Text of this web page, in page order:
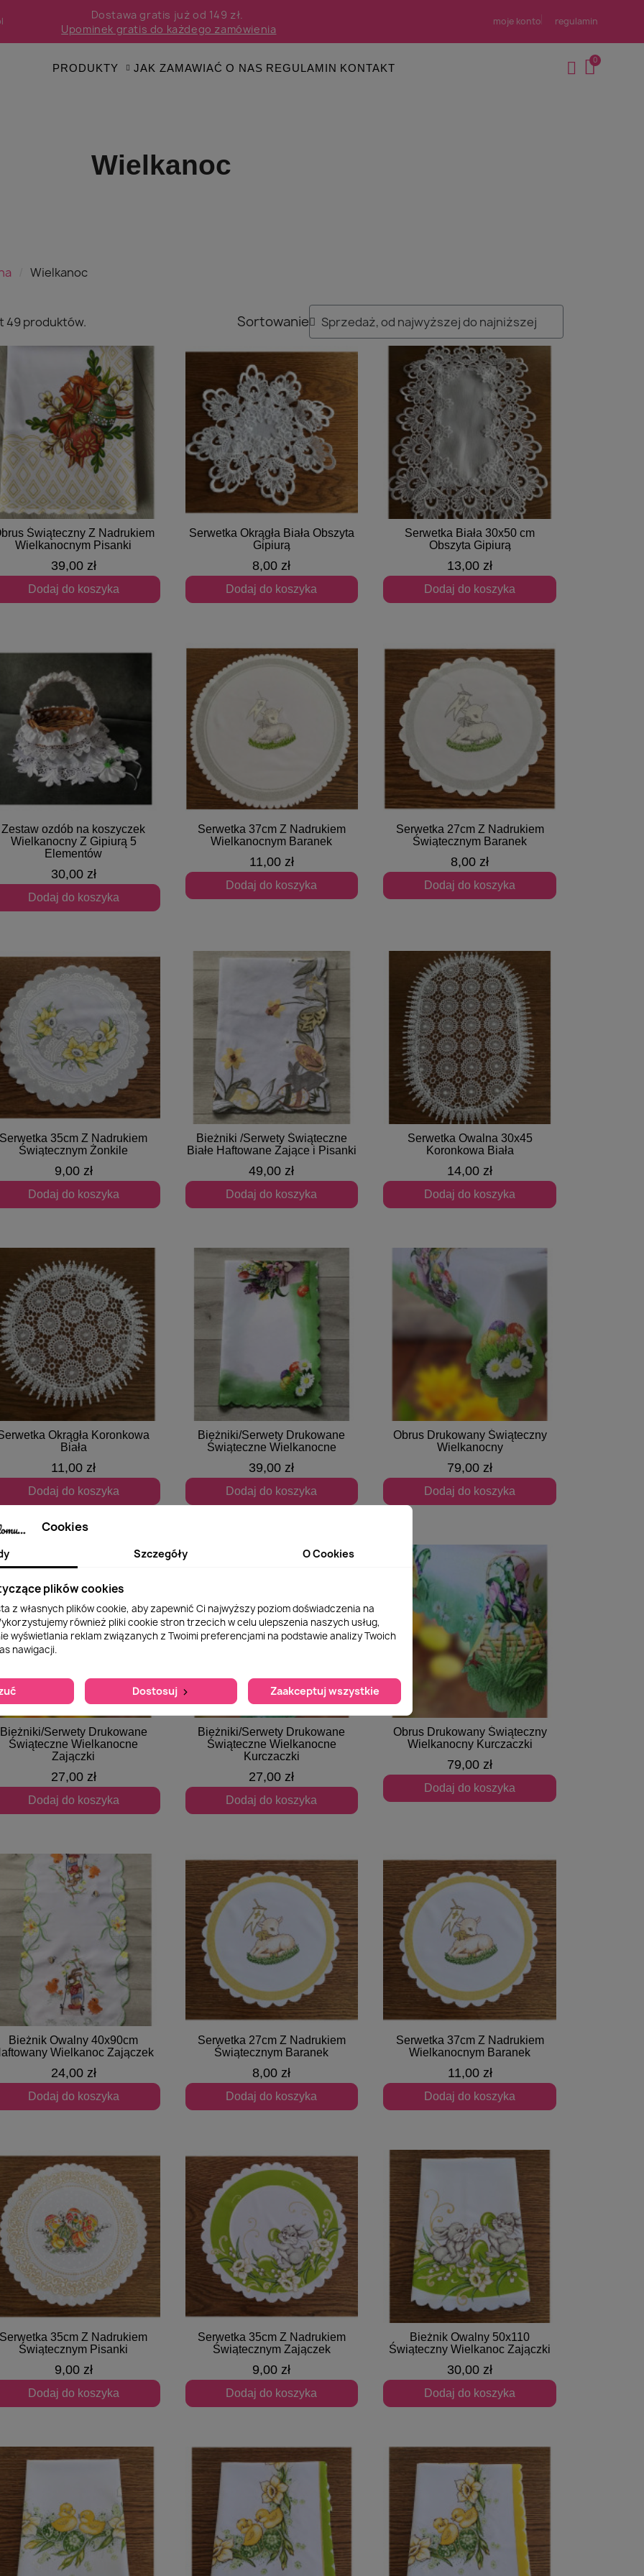
Dostawa gratis już od 149 zł.
Upominek gratis do każdego zamówienia
moje konto regulamin
PRODUKTY JAK ZAMAWIAĆ O NAS REGULAMIN KONTAKT
Wielkanoc
Wielkanoc
49 produktów. Sortowanie
Szybki podgląd
Świąteczny Z Nadrukiem
Wielkanocnym Pisanki
39,00 zł
Dodaj do koszyka
Szybki podgląd
Serwetka Okrągła Biała Obszyta
Gipiurą
8,00 zł
Dodaj do koszyka
Szybki podgląd
Serwetka Biała 30x50 cm
Obszyta Gipiurą
13,00 zł
Dodaj do koszyka
Szybki podgląd
Zestaw ozdób na koszyczek
Wielkanocny Z Gipiurą 5
Elementów
30,00 zł
Dodaj do koszyka
Szybki podgląd
Serwetka 37cm Z Nadrukiem
Wielkanocnym Baranek
11,00 zł
Dodaj do koszyka
Szybki podgląd
Serwetka 27cm Z Nadrukiem
Świątecznym Baranek
8,00 zł
Dodaj do koszyka
Szybki podgląd
Serwetka 35cm Z Nadrukiem
Świątecznym Żonkile
9,00 zł
Dodaj do koszyka
Szybki podgląd
Bieżniki /Serwety Świąteczne
Białe Haftowane Zające i Pisanki
49,00 zł
Dodaj do koszyka
Szybki podgląd
Serwetka Owalna 30x45
Koronkowa Biała
14,00 zł
Dodaj do koszyka
Szybki podgląd
Okrągła Koronkowa
Biała
11,00 zł
Dodaj do koszyka
Szybki podgląd
Bieżniki/Serwety Drukowane
Świąteczne Wielkanocne
39,00 zł
Dodaj do koszyka
Szybki podgląd
Obrus Drukowany Świąteczny
Wielkanocny
79,00 zł
Dodaj do koszyka
Szybki podgląd
Bieżniki/Serwety Drukowane
Świąteczne Wielkanocne
Zajączki
27,00 zł
Dodaj do koszyka
Szybki podgląd
Bieżniki/Serwety Drukowane
Świąteczne Wielkanocne
Kurczaczki
27,00 zł
Dodaj do koszyka
Szybki podgląd
Obrus Drukowany Świąteczny
Wielkanocny Kurczaczki
79,00 zł
Dodaj do koszyka
Szybki podgląd
Bieżnik Owalny 40x90cm
Wielkanoc Zajączek
24,00 zł
Dodaj do koszyka
Szybki podgląd
Serwetka 27cm Z Nadrukiem
Świątecznym Baranek
8,00 zł
Dodaj do koszyka
Szybki podgląd
Serwetka 37cm Z Nadrukiem
Wielkanocnym Baranek
11,00 zł
Dodaj do koszyka
Szybki podgląd
Serwetka 35cm Z Nadrukiem
Świątecznym Pisanki
9,00 zł
Dodaj do koszyka
Szybki podgląd
Serwetka 35cm Z Nadrukiem
Świątecznym Zajączek
9,00 zł
Dodaj do koszyka
Szybki podgląd
Bieżnik Owalny 50x110
Świąteczny Wielkanoc Zajączki
30,00 zł
Dodaj do koszyka
Cookies
Szczegóły O Cookies
plików cookies
z własnych plików cookie, aby zapewnić Ci najwyższy poziom doświadczenia na
również pliki cookie stron trzecich w celu ulepszenia naszych usług,
wyświetlania reklam związanych z Twoimi preferencjami na podstawie analizy Twoich
nawigacji.
Dostosuj Zaakceptuj wszystkie